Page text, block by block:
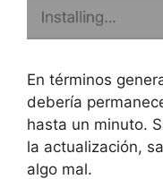
En términos
debería
hasta un minuto.
la actualización,
algo mal.